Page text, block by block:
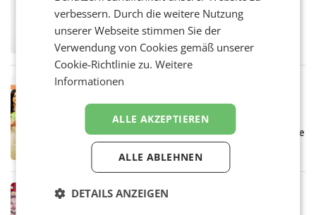
überraschend viel Gewinn
UNTERFÖHRING/MAILAND/AMSTERDAM. Der
Fernsehkonzern ProSiebenSat.1 hat im
Frühjahr dank Kostensenkungen operativ
wieder Gewinn gemacht und die
Markterwartung deutlich übertroffen.
RETAIL
Eine Bühne für Zirkularität: ARA und
Müller informieren am POS über
Über den gesamten August hinweg rücken die
Altstoff Recycling Austria AG (ARA) und der
Handelskonzern Müller die Initiative
„Kreislauf-Helden“ in allen österreichischen
RETAIL
verbessern. Durch die weitere Nutzung
unserer Webseite stimmen Sie der
Verwendung von Cookies gemäß unserer
Cookie-Richtlinie zu.Weitere
Informationen
ALLE AKZEPTIEREN
ALLE ABLEHNEN
DETAILS ANZEIGEN